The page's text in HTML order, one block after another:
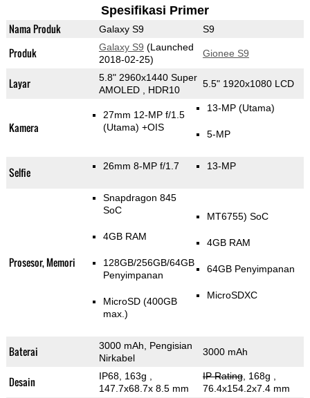
Spesifikasi Primer
Nama Produk Galaxy S9 S9
Produk Galaxy S9 (Launched
2018-02-25)
Gionee S9
Layar
5.8" 2960x1440 Super
AMOLED , HDR10
5.5" 1920x1080 LCD
Kamera
27mm 12-MP f/1.5
(Utama) +OIS
13-MP (Utama)
5-MP
Selfie 26mm 8-MP f/1.7 13-MP
Prosesor, Memori
Snapdragon 845
SoC
4GB RAM
128GB/256GB/64GB
Penyimpanan
MicroSD (400GB
max.)
MT6755) SoC
4GB RAM
64GB Penyimpanan
MicroSDXC
Baterai
3000 mAh, Pengisian
Nirkabel
3000 mAh
Desain IP68, 163g
147.7x68.7x 8.5 mm
IP Rating, 168g
76.4x154.2x7.4 mm